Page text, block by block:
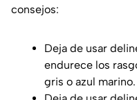
consejos:
Deja de usar
endurece los
gris o azul marino.